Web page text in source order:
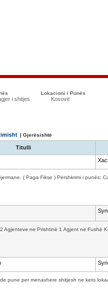
i shitjes
Lokacioni i Punës
Kosovë
| Gjerësishtë
Titulli
( Paga Fikse ) Përshkrimi i punës:
Agjenteve ne Prishtinë 1 Agjent ne Fushë
pune per menaxhere shitjesh ne keto